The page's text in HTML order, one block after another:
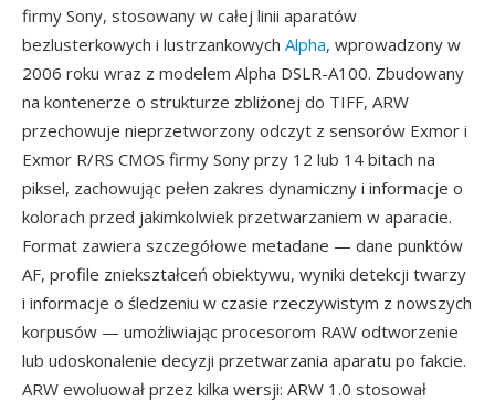
firmy Sony, stosowany w całej linii aparatów
bezlusterkowych i lustrzankowych Alpha, wprowadzony w
2006 roku wraz z modelem Alpha DSLR-A100. Zbudowany
na kontenerze o strukturze zbliżonej do TIFF, ARW
przechowuje nieprzetworzony odczyt z sensorów Exmor i
Exmor R/RS CMOS firmy Sony przy 12 lub 14 bitach na
piksel, zachowując pełen zakres dynamiczny i informacje o
kolorach przed jakimkolwiek przetwarzaniem w aparacie.
Format zawiera szczegółowe metadane — dane punktów
AF, profile zniekształceń obiektywu, wyniki detekcji twarzy
i informacje o śledzeniu w czasie rzeczywistym z nowszych
korpusów — umożliwiając procesorom RAW odtworzenie
lub udoskonalenie decyzji przetwarzania aparatu po fakcie.
ARW ewoluował przez kilka wersji: ARW 1.0 stosował